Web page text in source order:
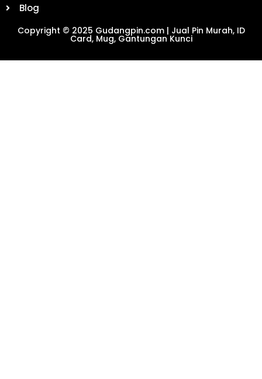
Blog
Copyright © 2025 Gudangpin.com | Jual Pin Murah, ID
Card, Mug, Gantungan Kunci